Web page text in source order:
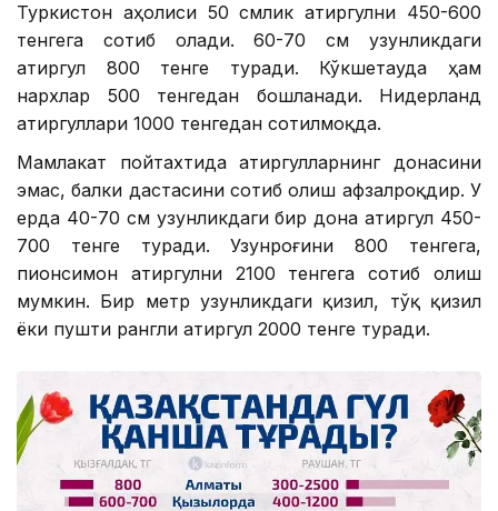
Туркистон аҳолиси 50 смлик атиргулни 450-600
тенгега сотиб олади. 60-70 см узунликдаги
атиргул 800 тенге туради. Кўкшетауда ҳам
нархлар 500 тенгедан бошланади. Нидерланд
атиргуллари 1000 тенгедан сотилмоқда.
Мамлакат пойтахтида атиргулларнинг донасини
эмас, балки дастасини сотиб олиш афзалроқдир. У
ерда 40-70 см узунликдаги бир дона атиргул 450-
700 тенге туради. Узунроғини 800 тенгега,
пионсимон атиргулни 2100 тенгега сотиб олиш
мумкин. Бир метр узунликдаги қизил, тўқ қизил
ёки пушти рангли атиргул 2000 тенге туради.